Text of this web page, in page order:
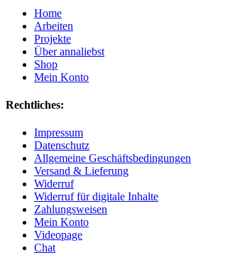
Home
Arbeiten
Projekte
Über annaliebst
Shop
Mein Konto
Rechtliches:
Impressum
Datenschutz
Allgemeine Geschäftsbedingungen
Versand & Lieferung
Widerruf
Widerruf für digitale Inhalte
Zahlungsweisen
Mein Konto
Videopage
Chat